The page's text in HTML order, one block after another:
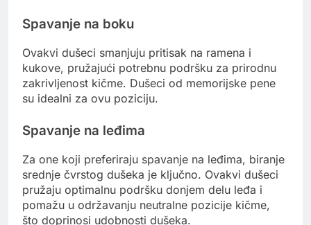
Spavanje na boku
Ovakvi dušeci smanjuju pritisak na ramena i
kukove, pružajući potrebnu podršku za prirodnu
zakrivljenost kičme. Dušeci od memorijske pene
su idealni za ovu poziciju.
Spavanje na leđima
Za one koji preferiraju spavanje na leđima, biranje
srednje čvrstog dušeka je ključno. Ovakvi dušeci
pružaju optimalnu podršku donjem delu leđa i
pomažu u održavanju neutralne pozicije kičme,
što doprinosi udobnosti dušeka.